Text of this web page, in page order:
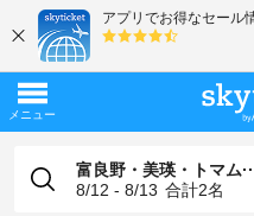
富良野・美瑛・トマム
8/12 - 8/13 合計2名